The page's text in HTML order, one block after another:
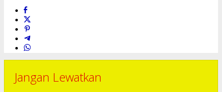
Jangan Lewatkan